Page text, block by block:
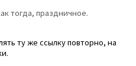
тогда, праздничное.
ту же ссылку повторно, на